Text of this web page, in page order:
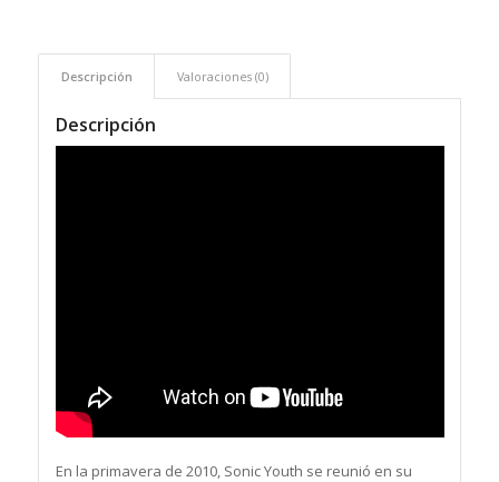
Descripción Valoraciones (0)
Descripción
En la primavera de 2010, Sonic Youth se reunió en su